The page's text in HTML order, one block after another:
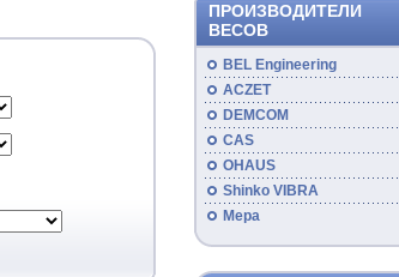
ПРОИЗВОДИТЕЛИ
ВЕСОВ
BEL Engineering
ACZET
DEMCOM
CAS
OHAUS
Shinko VIBRA
Мера